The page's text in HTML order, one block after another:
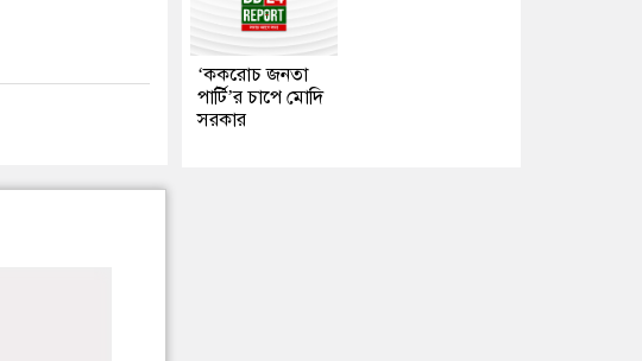
‘ককরোচ জনতা
পার্টি’র চাপে মোদি
সরকার